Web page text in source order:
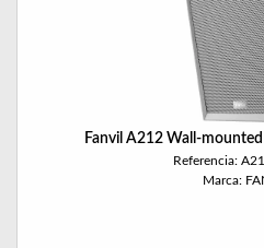
Fanvil A212 Wall-
Referencia:
Marca: